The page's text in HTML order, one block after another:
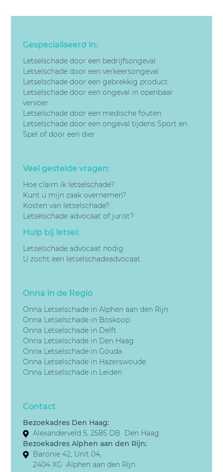
Gespecialiseerd in:
Letselschade door een bedrijfsongeval
Letselschade door een verkeersongeval
Letselschade door een gebrekkig product
Letselschade door eenongeval in openbaar
vervoer
Letselschade door een medische fouten
Letselschade door eenongeval tijdens Sport en
Spel of door een dier
Veel gestelde vragen:
Hoe claim ik letselschade?
Kunt u mijn zaak overnemen?
Kosten van letselschade?
Letselschade advocaat of jurist?
Hulp bij letsel:
Letselschade advocaat nodig
U zocht een letselschadeadvocaat
Onna in de Regio
Onna Letselschade in Alphen aan den Rijn
Onna Letselschade in Boskoop
Onna Letselschade in Delft
Onna Letselschade in Den Haag
Onna Letselschade in Gouda
Onna Letselschade in Hazerswoude
Onna Letselschade in Leiden
Contact
Bezoekadres Den Haag:
Alexanderveld 5, 2585 DB Den Haag
Bezoekadres Alphen aan den Rijn:
Baronie 42, Unit 04,
2404 XG Alphen aan den Rijn